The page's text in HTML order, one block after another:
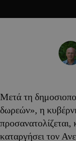
Μετά τη
δωρεών», η
καταργήσει τον